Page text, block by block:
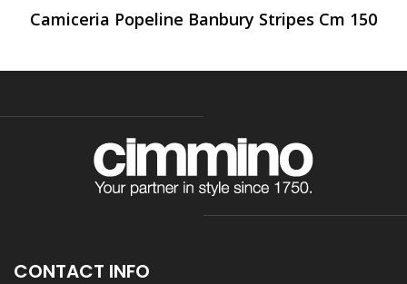
Camiceria Popeline Banbury Stripes Cm 150
CONTACT INFO